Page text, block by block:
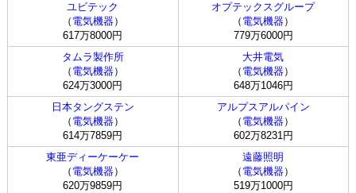
ユビテック
（ 電気機器）
617万8000円
オプテックスグループ
（ 電気機器）
779万6000円
タムラ製作所
（ 電気機器）
624万3000円
大井電気
（ 電気機器）
648万1046円
日本タングステン
（ 電気機器）
614万7859円
アルプスアルパイン
（ 電気機器）
602万8231円
東亜ディーケーケー
（ 電気機器）
620万9859円
遠藤照明
（ 電気機器）
519万1000円